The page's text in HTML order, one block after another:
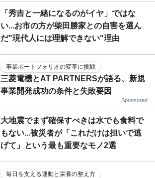
「秀吉と一緒になるのがイヤ」ではな
い...お市の方が柴田勝家との自害を選ん
だ"現代人には理解できない"理由
事業ポートフォリオの変革に挑戦
三菱電機とAT PARTNERSが語る、新規
事業開発成功の条件と失敗要因
Sponsored
大地震でまず確保すべきは水でも食料で
もない...被災者が「これだけは担いで逃
げて」という最も重要なモノ2選
毎日を支える運動と栄養の整え方